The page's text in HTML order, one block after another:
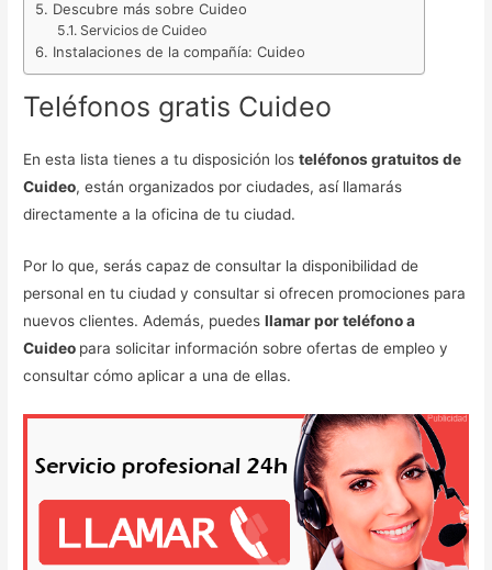
Descubre más sobre Cuideo
Servicios de Cuideo
Instalaciones de la compañía: Cuideo
Teléfonos gratis Cuideo
En esta lista tienes a tu disposición losteléfonos gratuitos de
Cuideo, están organizados por ciudades, así llamarás
directamente a la oficina de tu ciudad.
Por lo que, serás capaz de consultar la disponibilidad de
personal en tu ciudad y consultar si ofrecen promociones para
nuevos clientes. Además, puedesllamar por teléfono a
Cuideo para solicitar información sobre ofertas de empleo y
consultar cómo aplicar a una de ellas.